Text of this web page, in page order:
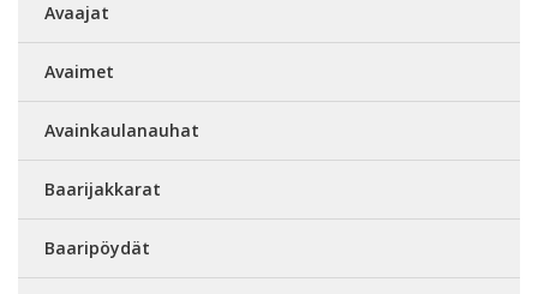
Avaajat
Avaimet
Avainkaulanauhat
Baarijakkarat
Baaripöydät